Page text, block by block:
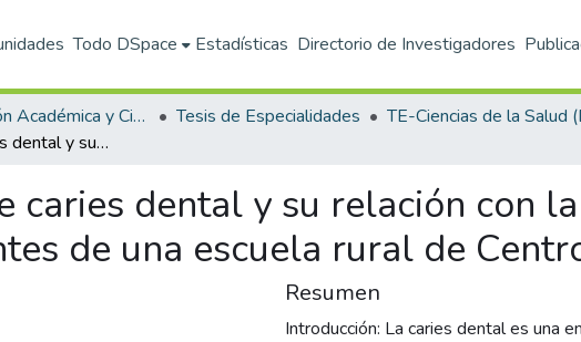
Todo DSpace Estadísticas Directorio de Investigadores
Producción Académica y Científica Tesis de Especialidades
Índice de caries dental y su relación con la ingesta de azúcares en estudiantes de una escuela rural de Centro, Tabasco.
caries dental y su relación con
de una escuela rural de
Resumen
Introducción: La caries dental es una